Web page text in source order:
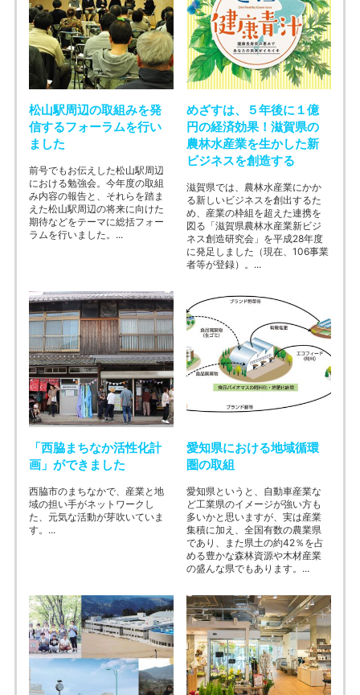
松山駅周辺の取組みを発
信するフォーラムを行い
ました
前号でもお伝えした松山駅周辺
における勉強会。今年度の取組
み内容の報告と、それらを踏ま
えた松山駅周辺の将来に向けた
期待などをテーマに総括フォー
ラムを行いました。...
めざすは、５年後に１億
円の経済効果！滋賀県の
農林水産業を生かした新
ビジネスを創造する
滋賀県では、農林水産業にかか
る新しいビジネスを創出するた
め、産業の枠組を超えた連携を
図る「滋賀県農林水産業新ビジ
ネス創造研究会」を平成28年度
に発足しました（現在、106事業
者等が登録）。...
「西脇まちなか活性化計
画」ができました
西脇市のまちなかで、産業と地
域の担い手がネットワークし
た、元気な活動が芽吹いていま
す。...
愛知県における地域循環
圏の取組
愛知県というと、自動車産業な
ど工業県のイメージが強い方も
多いかと思いますが、実は産業
集積に加え、全国有数の農業県
であり、また県土の約42％を占
める豊かな森林資源や木材産業
の盛んな県でもあります。...